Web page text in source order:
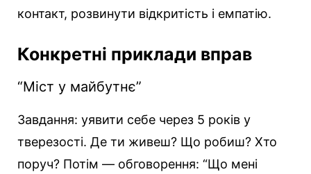
контакт, розвинути відкритість і емпатію.
Конкретні приклади вправ
“Міст у майбутнє”
Завдання: уявити себе через 5 років у
тверезості. Де ти живеш? Що робиш? Хто
поруч? Потім — обговорення: “Що мені